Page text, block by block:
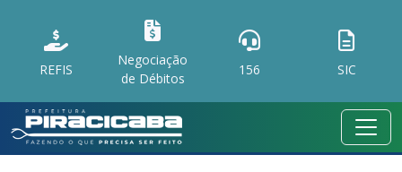
REFIS
Negociação
de Débitos
156 SIC